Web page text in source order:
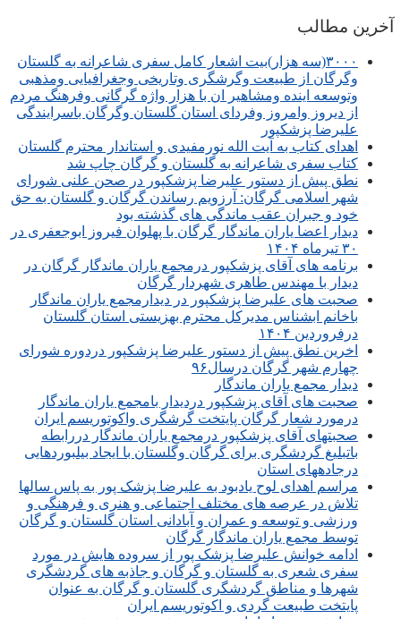
آخرین مطالب
۳۰۰۰(سه هزار)بیت اشعار کامل سفری شاعرانه به گلستان
وگرگان از طبیعت وگرشگری وتاریخی وجغرافیایی ومذهبی
وتوسعه اینده ومشاهیر ان با هزار واژه گرگانی وفرهنگ مردم
از دیروز وامروز وفردای استان گلستان وگرگان باسرایندگی
علیرضا پزشکپور
اهدای کتاب به آیت الله نورمفیدی و استاندار محترم گلستان
کتاب سفری شاعرانه به گلستان و گرگان چاپ شد
نطق پیش از دستور علیرضا پزشکپور در صحن علنی شورای
شهر اسلامی گرگان: آرزویم رساندن گرگان و گلستان به حق
خود و جبران عقب ماندگی های گذشته بود
دیدار اعضا یاران ماندگار گرگان با پهلوان فیروز ابوجعفری در
۳۰ تیرماه ۱۴۰۴
برنامه های آقای پزشکپور درمجمع یاران ماندگار گرگان در
دیدار با مهندس طاهری شهردار گرگان
صحبت های علیرضا پزشکپور در دیدارمجمع یاران ماندگار
باخانم ابشناس مدیرکل محترم بهزیستی استان گلستان
درفروردین ۱۴۰۴
اخرین نطق پیش از دستور علیرضا پزشکپور دردوره شورای
چهارم شهر گرگان درسال۹۶
دیدار مجمع یاران ماندگار
صحبت های آقای پزشکپور دردیدار بامجمع یاران ماندگار
درمورد شعار گرگان پایتخت گرشگری واکوتوریسم ایران
صحبتهای آقای پزشکپور درمجمع یاران ماندگار دررابطه
باتبلیغ گردشگری برای گرگان وگلستان با ایجاد بیلبوردهایی
درجادههای استان
مراسم اهدای لوح یادبود به علیرضا پزشک پور به پاس سالها
تلاش در عرصه های مختلف اجتماعی و هنری و فرهنگی و
ورزشی و توسعه و عمران و آبادانی استان گلستان و گرگان
توسط مجمع یاران ماندگار گرگان
ادامه خوانش علیرضا پزشک پور از سروده هایش در مورد
سفری شعری به گلستان و گرگان و جاذبه های گردشگری
شهرها و مناطق گردشگری گلستان و گرگان به عنوان
پایتخت طبیعت گردی و اکوتوریسم ایران